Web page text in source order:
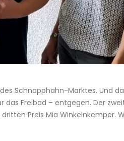
Schnapphahn-Marktes. Und
Freibad – entgegen. Der
Preis Mia Winkelnkemper.